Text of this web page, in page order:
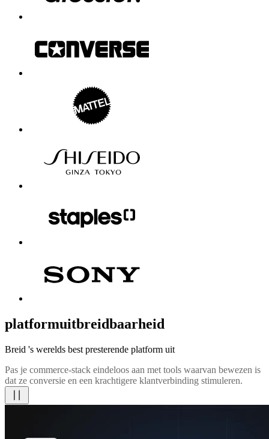
platformuitbreidbaarheid
Breid 's werelds best presterende platform uit
Pas je commerce-stack eindeloos aan met tools waarvan bewezen is
dat ze conversie en een krachtigere klantverbinding stimuleren.